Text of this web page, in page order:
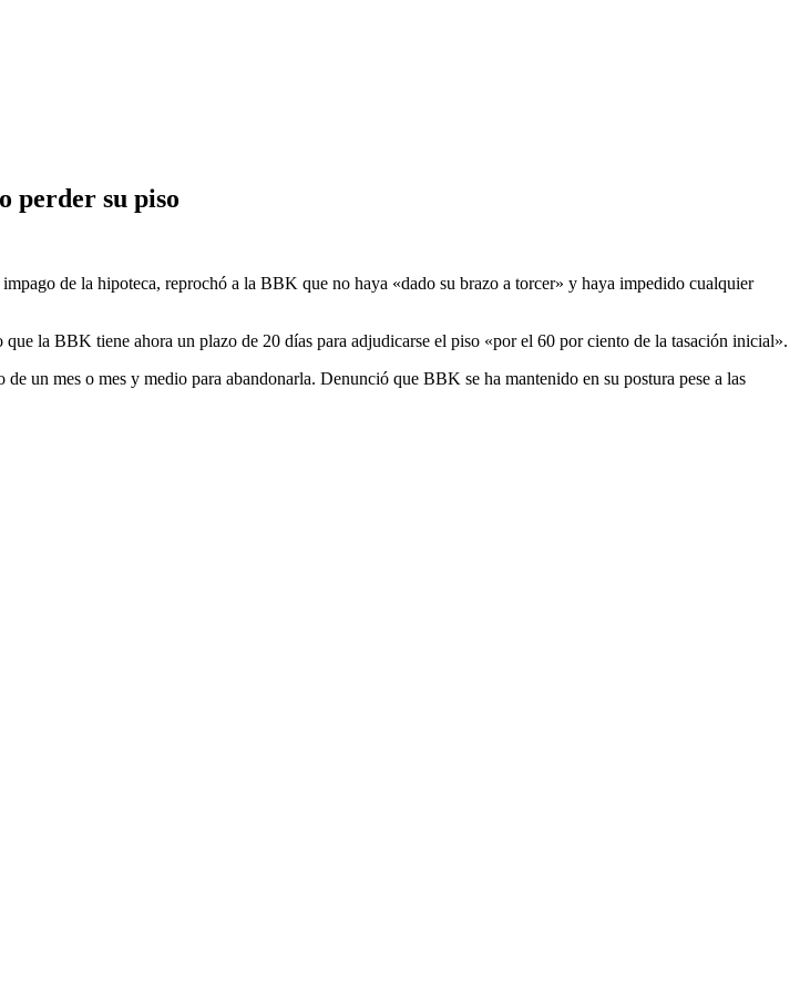
perder su piso
de la hipoteca, reprochó a la BBK que no haya «dado su brazo a torcer» y haya impedido cualquier
la BBK tiene ahora un plazo de 20 días para adjudicarse el piso «por el 60 por ciento de la tasación inicial».
un mes o mes y medio para abandonarla. Denunció que BBK se ha mantenido en su postura pese a las